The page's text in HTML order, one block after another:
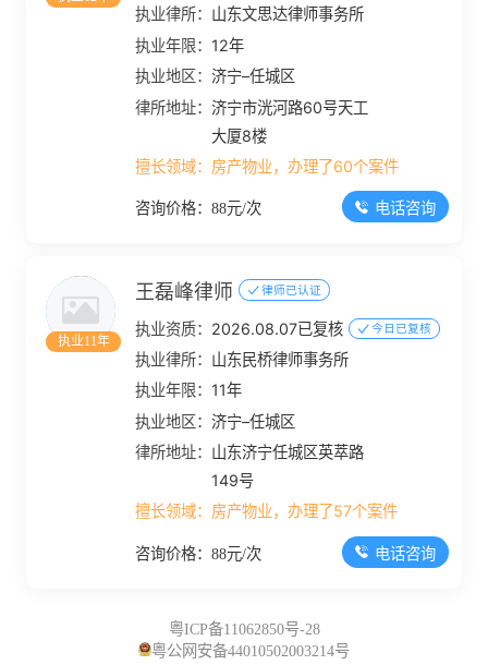
执业律所： 山东文思达律师事务所
执业年限： 12年
执业地区：济宁–任城区
律所地址：济宁市洸河路60号天工
大厦8楼
擅长领域： 房产物业，办理了60个案件
咨询价格：88元/次 电话咨询
执业11年
王磊峰律师 律师已认证
执业资质： 2026.08.07已复核 今日已复核
执业律所： 山东民桥律师事务所
执业年限： 11年
执业地区：济宁–任城区
律所地址： 山东济宁任城区英萃路
149号
擅长领域： 房产物业，办理了57个案件
咨询价格：88元/次 电话咨询
粤ICP备11062850号-28
粤公网安备44010502003214号